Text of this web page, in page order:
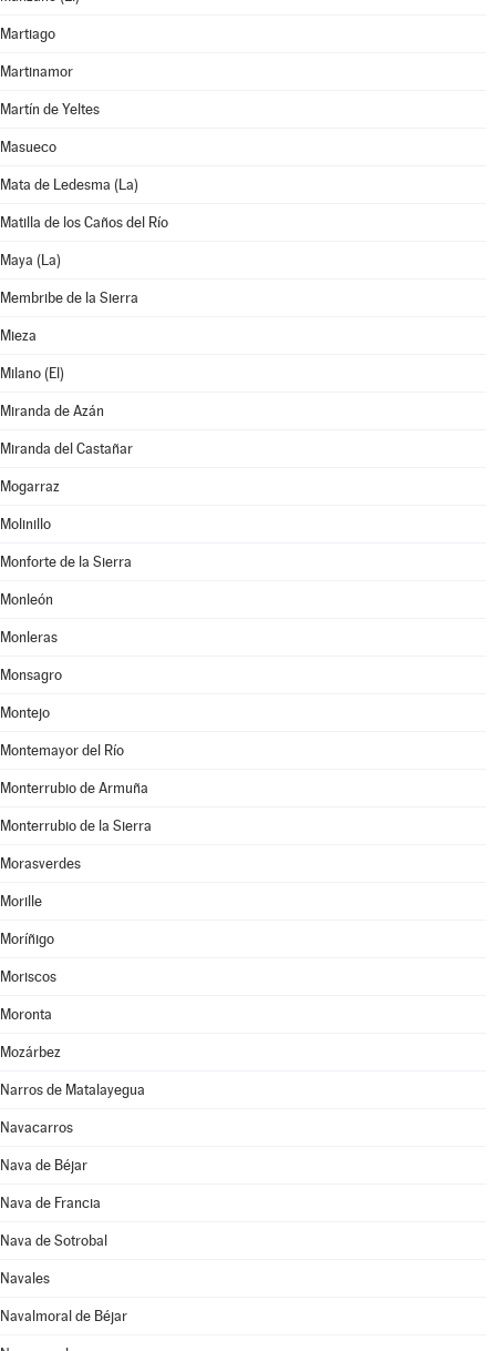
Martiago
Martinamor
Martín de Yeltes
Masueco
Mata de Ledesma (La)
Matilla de los Caños del Río
Maya (La)
Membribe de la Sierra
Mieza
Milano (El)
Miranda de Azán
Miranda del Castañar
Mogarraz
Molinillo
Monforte de la Sierra
Monleón
Monleras
Monsagro
Montejo
Montemayor del Río
Monterrubio de Armuña
Monterrubio de la Sierra
Morasverdes
Morille
Moríñigo
Moriscos
Moronta
Mozárbez
Narros de Matalayegua
Navacarros
Nava de Béjar
Nava de Francia
Nava de Sotrobal
Navales
Navalmoral de Béjar